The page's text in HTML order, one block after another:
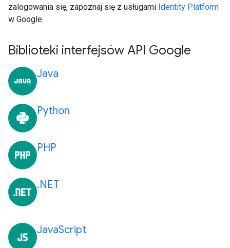
zalogowania się, zapoznaj się z usługami Identity Platform
w Google.
Biblioteki interfejsów API Google
Java
Python
PHP
.NET
JavaScript